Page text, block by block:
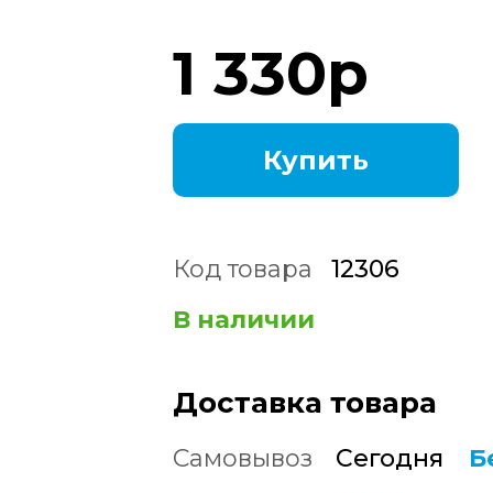
1 330р
Купить
Код товара
12306
В наличии
Доставка товара
Самовывоз Сегодня